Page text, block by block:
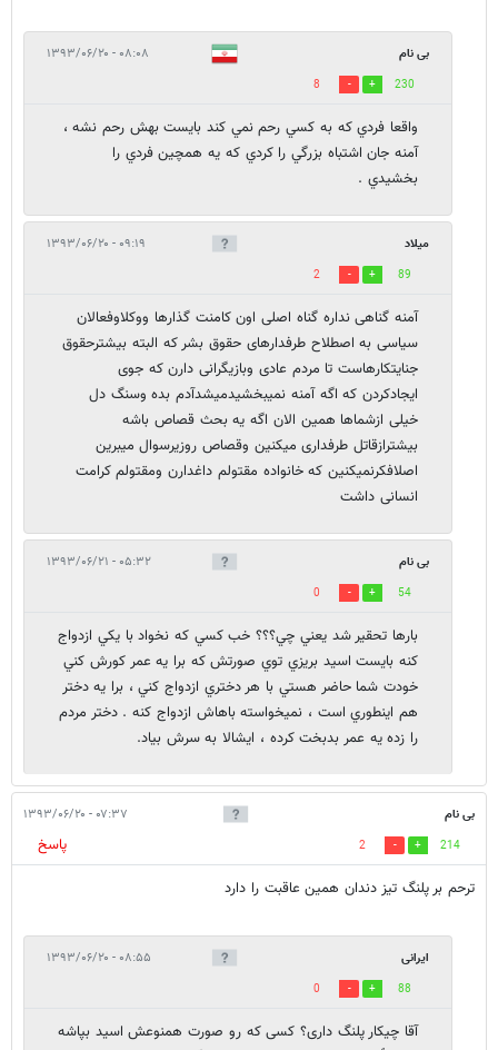
بی نام ۰۸:۰۸ - ۱۳۹۳/۰۶/۲۰
230
8
واقعا فردي كه به كسي رحم نمي كند بايست بهش رحم نشه ،
آمنه جان اشتباه بزرگي را كردي كه يه همچين فردي را
بخشيدي .
میلاد ۰۹:۱۹ - ۱۳۹۳/۰۶/۲۰
89
2
آمنه گناهی نداره گناه اصلی اون کامنت گذارها ووکلاوفعالان
سیاسی به اصطلاح طرفدارهای حقوق بشر که البته بیشترحقوق
جنایتکارهاست تا مردم عادی وبازیگرانی دارن که جوی
ایجادکردن که اگه آمنه نمیبخشیدمیشدآدم بده وسنگ دل
خیلی ازشماها همین الان اگه یه بحث قصاص باشه
بیشترازقاتل طرفداری میکنین وقصاص روزیرسوال میبرین
اصلافکرنمیکنین که خانواده مقتولم داغدارن ومقتولم کرامت
انسانی داشت
بی نام ۰۵:۳۲ - ۱۳۹۳/۰۶/۲۱
54
0
بارها تحقير شد يعني چي؟؟؟ خب كسي كه نخواد با يكي ازدواج
كنه بايست اسيد بريزي توي صورتش كه برا يه عمر كورش كني
خودت شما حاضر هستي با هر دختري ازدواج كني ، برا يه دختر
هم اينطوري است ، نميخواسته باهاش ازدواج كنه . دختر مردم
را زده يه عمر بدبخت كرده ، ايشالا به سرش بياد.
بی نام ۰۷:۳۷ - ۱۳۹۳/۰۶/۲۰
214
2
پاسخ
ترحم بر پلنگ تیز دندان همین عاقبت را دارد
ایرانی ۰۸:۵۵ - ۱۳۹۳/۰۶/۲۰
88
0
آقا چیکار پلنگ داری؟ کسی که رو صورت همنوعش اسید بپاشه